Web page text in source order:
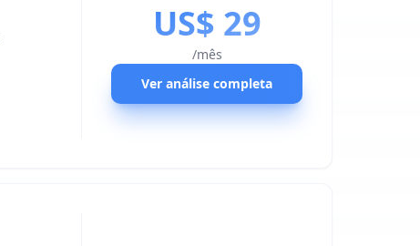
US$ 29
/mês
Ver análise completa